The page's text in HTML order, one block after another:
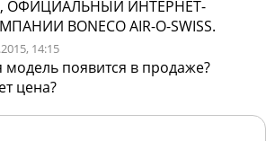
ОФИЦИАЛЬНЫЙ ИНТЕРНЕТ-
BONECO AIR-O-SWISS.
14:15
модель появится в продаже?
цена?